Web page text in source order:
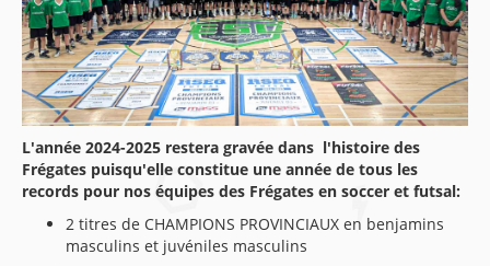
L'année 2024-2025 restera gravée dans l'histoire des
Frégates puisqu'elle constitue une année de tous les
records pour nos équipes des Frégates en soccer et futsal:
2 titres de CHAMPIONS PROVINCIAUX en benjamins
masculins et juvéniles masculins